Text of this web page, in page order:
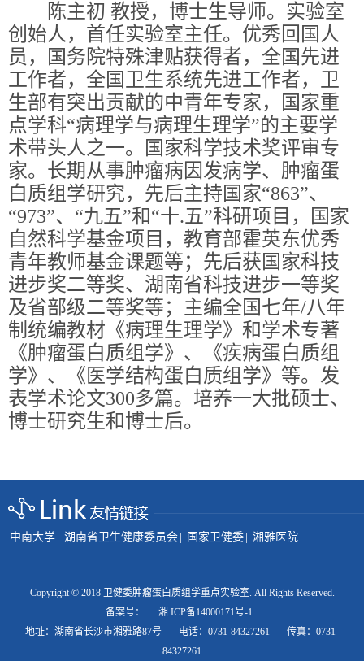
陈主初 教授，博士生导师。实验室
创始人，首任实验室主任。优秀回国人
员，国务院特殊津贴获得者，全国先进
工作者，全国卫生系统先进工作者，卫
生部有突出贡献的中青年专家，国家重
点学科“病理学与病理生理学”的主要学
术带头人之一。国家科学技术奖评审专
家。长期从事肿瘤病因发病学、肿瘤蛋
白质组学研究，先后主持国家“863”、
“973”、“九五”和“十.五”科研项目，国家
自然科学基金项目，教育部霍英东优秀
青年教师基金课题等；先后获国家科技
进步奖二等奖、湖南省科技进步一等奖
及省部级二等奖等；主编全国七年/八年
制统编教材《病理生理学》 和学术专著
《肿瘤蛋白质组学》、《疾病蛋白质组
学》、《医学结构蛋白质组学》等。发
表学术论文300多篇。培养一大批硕士、
博士研究生和博士后。
中南大学 湖南省卫生健康委员会 国家卫健委 湘雅医院
Copyright © 2018 卫健委肿瘤蛋白质组学重点实验室. All Rights Reserved.
备案号：
湘 ICP备14000171号-1
地址：湖南省长沙市湘雅路87号 电话：0731-84327261 传真：0731-
84327261